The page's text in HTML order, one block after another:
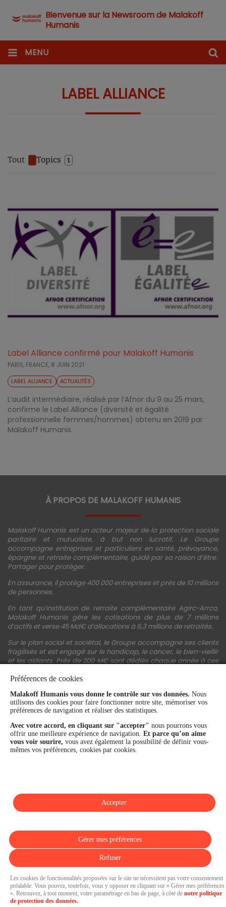
Bienvenue sur la Newsroom de Malakoff
Humanis
MENU
LABEL ALLIANCE
Tout 1 Topics 1
Label Alliance confirmé pour Malakoff Humanis
PARIS, FRANCE, 8 JUIN 2021
LABEL ALLIANCE ACTUALITÉS
L’audit intermédiaire, réalisé par l’Afnor du 9 au 25 mars,
confirme le Label Alliance (diversité et égalité
professionnelle femmes/hommes) obtenu en 2019 par
Malakoff Humanis.
À PROPOS DE MALAKOFF HUMANIS
Malakoff Humanis est un acteur majeur de la protection sociale
paritaire et mutualiste, à but non lucratif. Le Groupe
accompagne entreprises et particuliers en santé, prévoyance,
épargne et retraite complémentaire, guidé par sa raison d’être :
Partager pour protéger.
En assurance, il protège 400 000 entreprises et près de 10 millions
de personnes.
En tant qu’institution de retraite complémentaire Agirc-Arrco,
Malakoff Humanis gère les cotisations de plus de 7 millions
d’actifs et verse 45 Md€ d’allocations à 6,3 millions de retraités.
Sur le plan social et sociétal, le Groupe accompagne ses clients
fragilisés et est engagé sur le handicap, le cancer, le bien-vieillir
et les aidants. Près de 200 M€ sont dédiés chaque année à ces
financière et la performance du Groupe sont confirmées par une
notation A+ attribuée depuis 4 ans par S&P Global Ratings et
Fitch Ratings. Sur les plans extra-financiers, Malakoff Humanis
figure parmi les 2% des entreprises les mieux notées au monde
en matière de critères RSE (Ecovadis, niveau Gold - 81/100 en
2026). Enfin, Malakoff Humanis est certifié Top Employer France
par le Top Employers Institute depuis 3 ans.
Pressroom propulsée par
Préférences de cookies
Malakoff Humanis vous donne le contrôle sur vos données. Nous
utilisons des cookies pour faire fonctionner notre site, mémoriser vos
préférences de navigation et réaliser des statistiques.
Avec votre accord, en cliquant sur "accepter" nous pourrons vous
offrir une meilleure expérience de navigation. Et parce qu’on aime
vous voir sourire, vous avez également la possibilité de définir vous-
mêmes vos préférences, cookies par cookies.
Les cookies de fonctionnalités proposées sur le site ne nécessitent pas votre consentement
préalable. Vous pouvez, toutefois, vous y opposer en cliquant sur « Gérer mes préférences
». Retrouvez, à tout moment, votre paramétrage en bas de page, à côté de notre politique
de protection des données.
Refuser
Gérer mes préférences
Accepter